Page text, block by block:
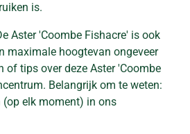
is.
Aster 'Coombe Fishacre' is ook
maximale hoogtevan ongeveer
of tips over deze Aster 'Coombe
Belangrijk om te weten:
(op elk moment) in ons